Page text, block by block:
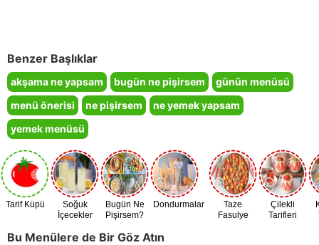
Benzer Başlıklar
akşama ne yapsam bugün ne pişirsem
günün menüsü
menü önerisi
ne pişirsem
ne yemek yapsam
yemek menüsü
Tarif Küpü
Soğuk
İçecekler
Bugün Ne
Pişirsem?
Dondurmalar
Taze
Fasulye
Çilekli
Tarifleri
Bu Menülere de Bir Göz Atın